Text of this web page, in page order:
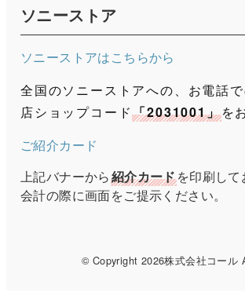
ソニーストア
ソニーストアはこちらから
全国のソニーストアへの、お電話
店ショップコード「2031001」を
ご紹介カード
上記バナーから紹介カードを印刷し
会計の際に画面をご提示ください。
© Copyright 2026株式会社コール